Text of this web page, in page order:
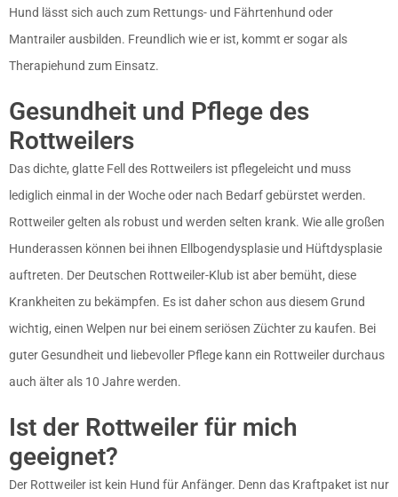
Hund lässt sich auch zum Rettungs- und Fährtenhund oder
Mantrailer ausbilden. Freundlich wie er ist, kommt er sogar als
Therapiehund zum Einsatz.
Gesundheit und Pflege des
Rottweilers
Das dichte, glatte Fell des Rottweilers ist pflegeleicht und muss
lediglich einmal in der Woche oder nach Bedarf gebürstet werden.
Rottweiler gelten als robust und werden selten krank. Wie alle großen
Hunderassen können bei ihnen Ellbogendysplasie und Hüftdysplasie
auftreten. Der Deutschen Rottweiler-Klub ist aber bemüht, diese
Krankheiten zu bekämpfen. Es ist daher schon aus diesem Grund
wichtig, einen Welpen nur bei einem seriösen Züchter zu kaufen. Bei
guter Gesundheit und liebevoller Pflege kann ein Rottweiler durchaus
auch älter als 10 Jahre werden.
Ist der Rottweiler für mich
geeignet?
Der Rottweiler ist kein Hund für Anfänger. Denn das Kraftpaket ist nur